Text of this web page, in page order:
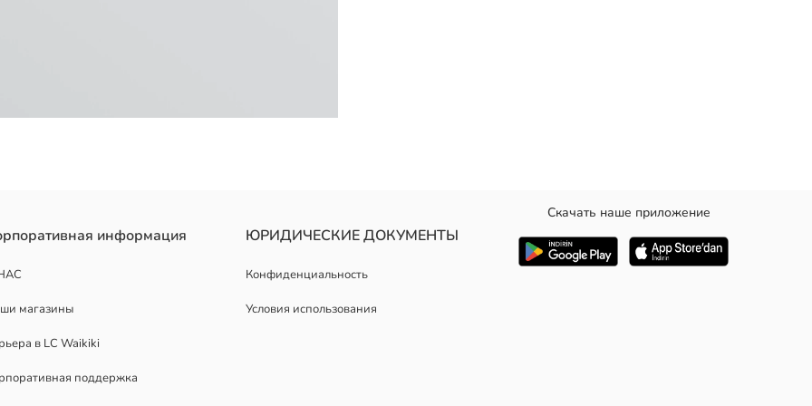
информация
магазины
в LC Waikiki
поддержка
ЮРИДИЧЕСКИЕ ДОКУМЕНТЫ
Конфиденциальность
Условия использования
Скачать наше приложение